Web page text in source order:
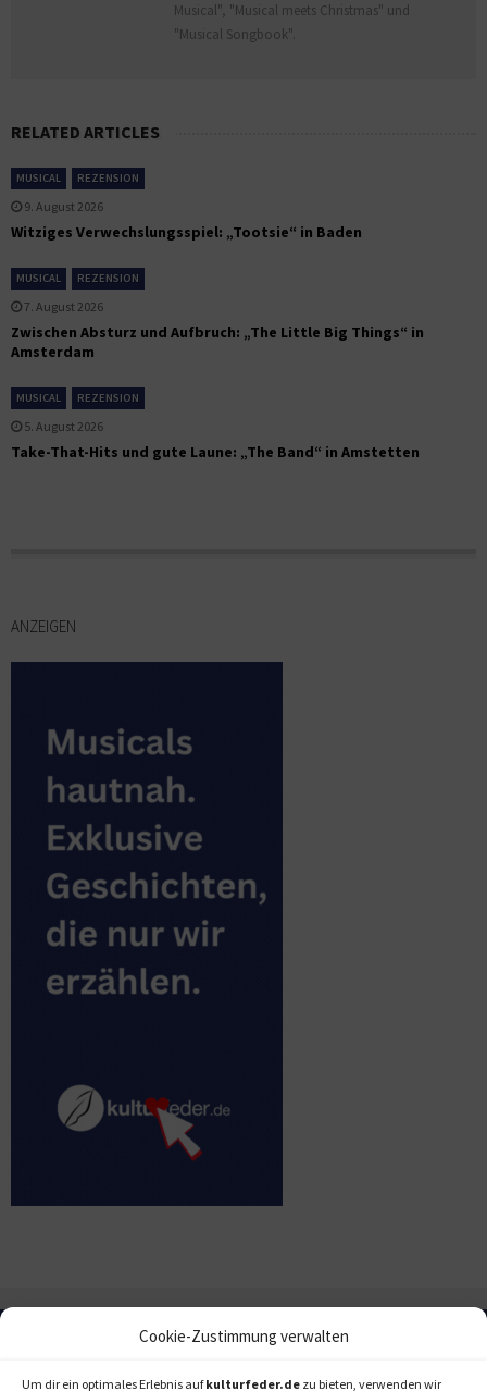
Cookie-Zustimmung verwalten
Um dir ein optimales Erlebnis aufkulturfeder.de zu bieten, verwenden wir
Musical", "Musical meets Christmas" und
"Musical Songbook".
RELATED ARTICLES
MUSICAL REZENSION
9. August 2026
Witziges Verwechslungsspiel: „Tootsie“ in Baden
MUSICAL REZENSION
7. August 2026
Zwischen Absturz und Aufbruch: „The Little Big Things“ in
Amsterdam
MUSICAL REZENSION
5. August 2026
Take-That-Hits und gute Laune: „The Band“ in Amstetten
ANZEIGEN